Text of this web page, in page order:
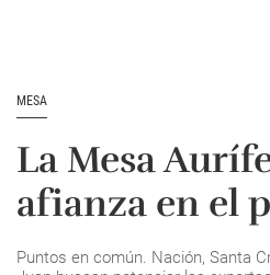
MESA
La Mesa
afianza en el
Puntos en común. Nación, Santa